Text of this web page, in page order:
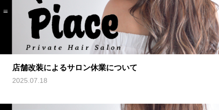
店舗改装によるサロン休業について
2025.07.18